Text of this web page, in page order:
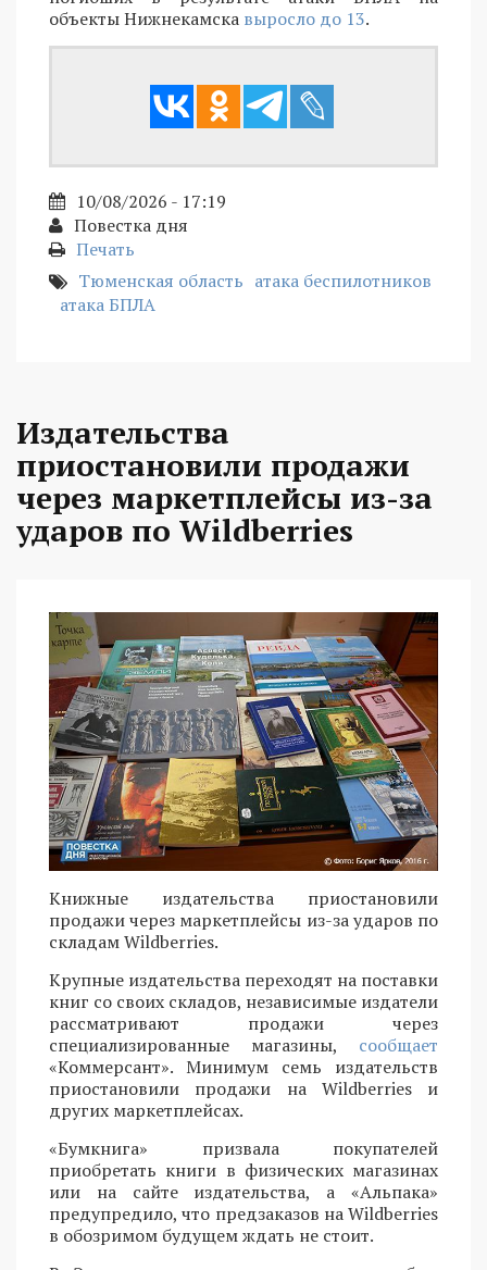
объекты Нижнекамска выросло до 13.
10/08/2026 - 17:19
Повестка дня
Печать
Тюменская область атака беспилотников
атака БПЛА
Издательства
приостановили продажи
через маркетплейсы из-за
ударов по Wildberries
Книжные издательства приостановили
продажи через маркетплейсы из-за ударов по
складам Wildberries.
Крупные издательства переходят на поставки
книг со своих складов, независимые издатели
рассматривают продажи через
специализированные магазины, сообщает
«Коммерсант». Минимум семь издательств
приостановили продажи на Wildberries и
других маркетплейсах.
«Бумкнига» призвала покупателей
приобретать книги в физических магазинах
или на сайте издательства, а «Альпака»
предупредило, что предзаказов на Wildberries
в обозримом будущем ждать не стоит.